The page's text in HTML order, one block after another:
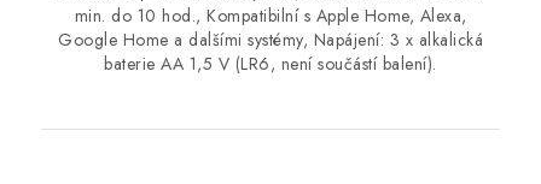
min. do 10 hod., Kompatibilní s Apple Home, Alexa,
Google Home a dalšími systémy, Napájení: 3 x alkalická
baterie AA 1,5 V (LR6, není součástí balení).